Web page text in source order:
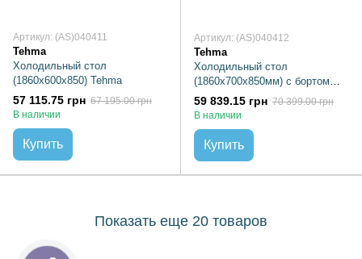
Артикул: (AS)040411
Tehma
Холодильный стол
(1860х600х850) Tehma
57 115.75 грн 67 195.00 грн
В наличии
Купить
Артикул: (AS)040412
Tehma
Холодильный стол
(1860х700х850мм) с бортом
Tehma
59 839.15 грн 70 399.00 грн
В наличии
Купить
Показать еще 20 товаров